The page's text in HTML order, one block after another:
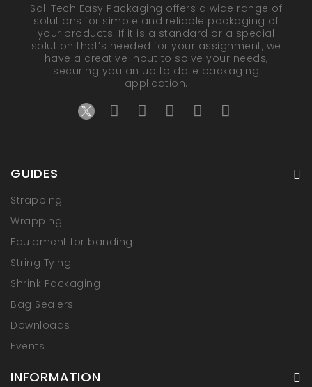
Sal-Tech Easy Packaging offers a wide range of
solutions for simple and reliable packaging of
your products. If it is a standard or a special
solution that’s needed for your assignment, we
have a creative input to solve your needs,
securing you an up to date packaging
application.
GUIDES
Strapping
Wrapping
Equipment for banding
String Tying
Shrink Packaging
Bag Sealers
Downloads
Events
INFORMATION